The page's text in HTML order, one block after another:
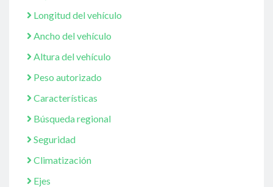
Longitud del vehículo
Ancho del vehículo
Altura del vehículo
Peso autorizado
Características
Búsqueda regional
Seguridad
Climatización
Ejes